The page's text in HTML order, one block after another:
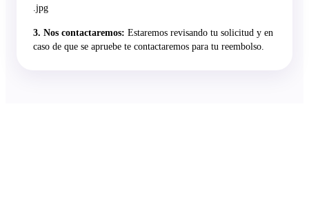
.jpg
3. Nos contactaremos: Estaremos revisando tu solicitud y en
caso de que se apruebe te contactaremos para tu reembolso.